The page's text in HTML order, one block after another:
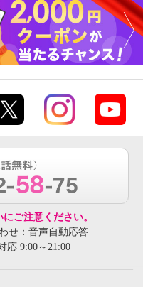
ご注意ください。
せ：音声自動応答
応 9:00～21:00